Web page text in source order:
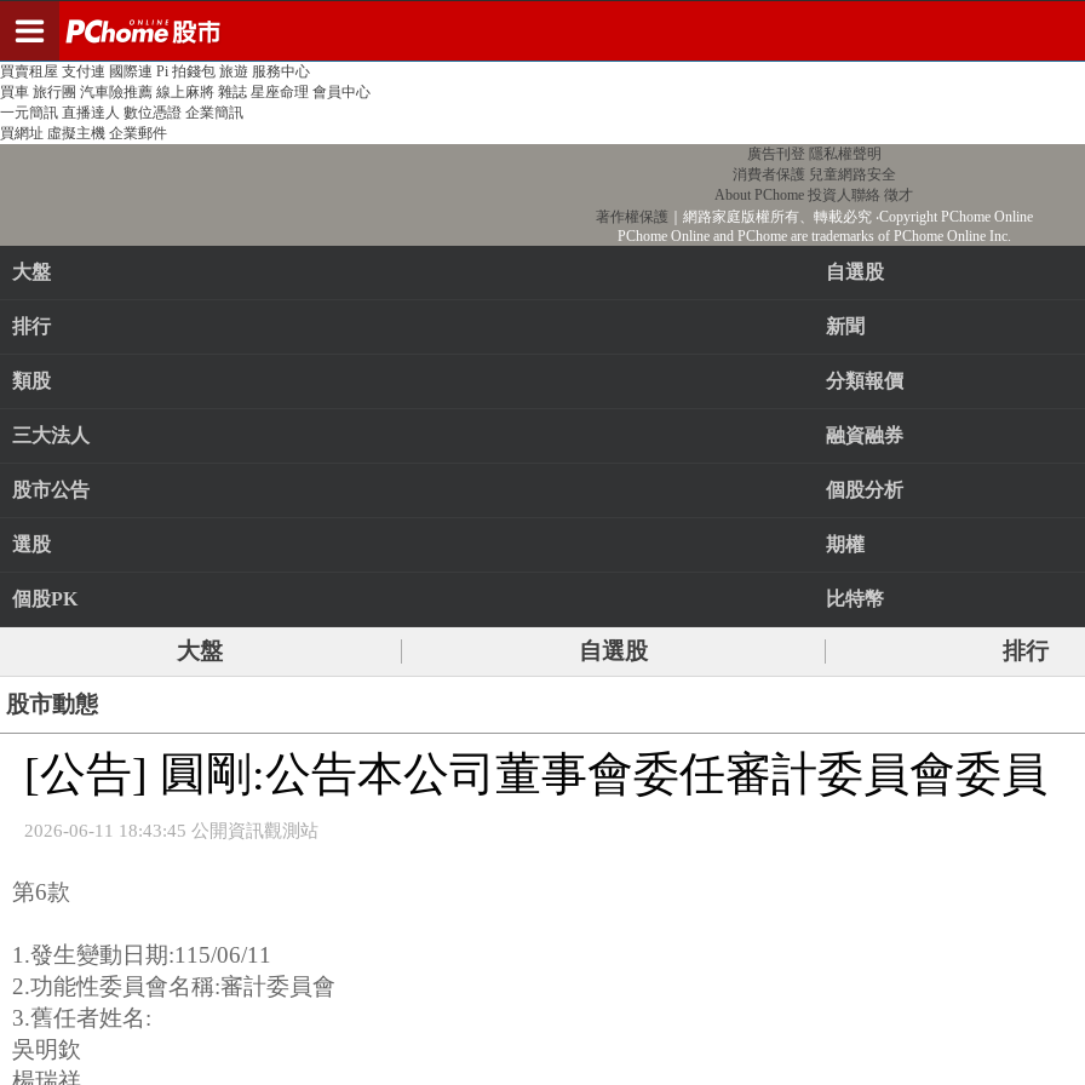
PChome首頁 線上購物 24h購物 書店
買賣租屋 支付連 國際連 Pi 拍錢包 旅遊 服務中心
買車 旅行團 汽車險推薦 線上麻將 雜誌 星座命理 會員中心
一元簡訊 直播達人 數位憑證 企業簡訊
買網址 虛擬主機 企業郵件
廣告刊登 隱私權聲明
消費者保護 兒童網路安全
About PChome 投資人聯絡 徵才
著作權保護 ｜網路家庭版權所有、轉載必究‧Copyright PChome Online
PChome Online and PChome are trademarks of PChome Online Inc.
大盤 自選股
排行 新聞
類股 分類報價
三大法人 融資融券
股市公告 個股分析
選股 期權
個股PK 比特幣
大盤 自選股 排行
股市動態
[公告] 圓剛:公告本公司董事會委任審計委員會委員
2026-06-11 18:43:45 公開資訊觀測站
第6款
1.發生變動日期:115/06/11
2.功能性委員會名稱:審計委員會
3.舊任者姓名:
吳明欽